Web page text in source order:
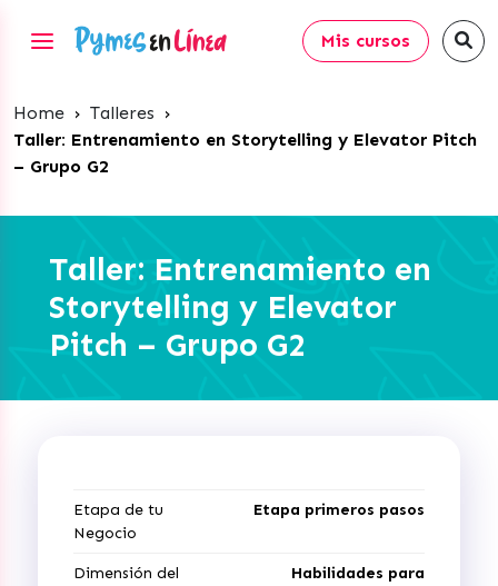
Mis cursos
Home › Talleres ›
Taller: Entrenamiento en Storytelling y Elevator Pitch
– Grupo G2
Taller: Entrenamiento en
Storytelling y Elevator
Pitch – Grupo G2
Etapa de tu
Negocio
Etapa primeros pasos
Dimensión del
Habilidades para